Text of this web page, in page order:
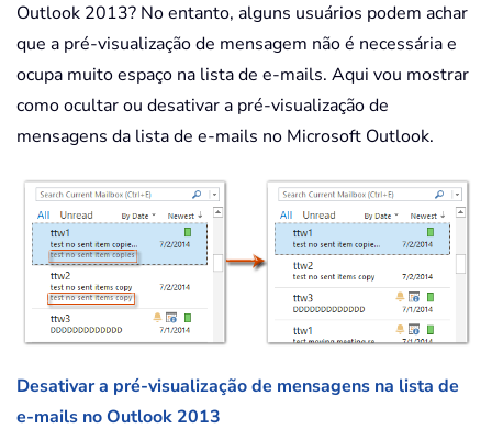
Outlook 2013? No entanto, alguns usuários podem achar
que a pré-visualização de mensagem não é necessária e
ocupa muito espaço na lista de e-mails. Aqui vou mostrar
como ocultar ou desativar a pré-visualização de
mensagens da lista de e-mails no Microsoft Outlook.
Desativar a pré-visualização de mensagens na lista de
e-mails no Outlook 2013